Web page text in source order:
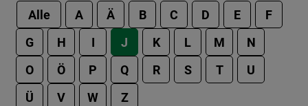
Alle A Ä B C D E
F
G
H I J K L M
N
O
Ö P Q R S T
U
Ü
V W Z